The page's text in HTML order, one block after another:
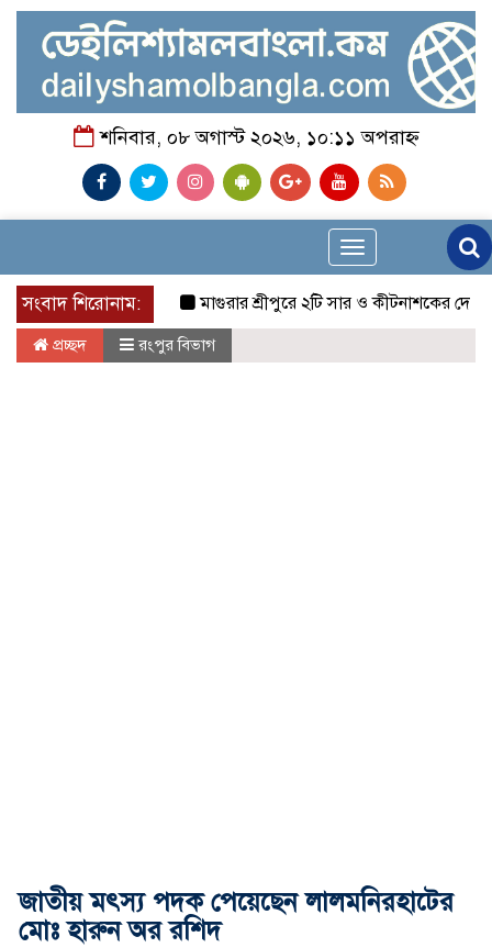
শনিবার, ০৮ অগাস্ট ২০২৬, ১০:১১ অপরাহ্ন
Toggle
navigation
সংবাদ শিরোনাম:
মাগুরার শ্রীপুরে ২টি সার ও কীটনাশকের দোকানে
প্রচ্ছদ রংপুর বিভাগ
জাতীয় মৎস্য পদক পেয়েছেন লালমনিরহাটের
মোঃ হারুন অর রশিদ